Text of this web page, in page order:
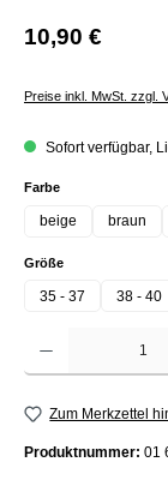
10,90 €
Preise inkl. MwSt. zzgl.
Sofort verfügbar,
Farbeauswählen
beige braun
Größeauswählen
35 - 37 38 - 40
Produkt Anzahl: Gib
Zum Merkzettel
Produktnummer: 01